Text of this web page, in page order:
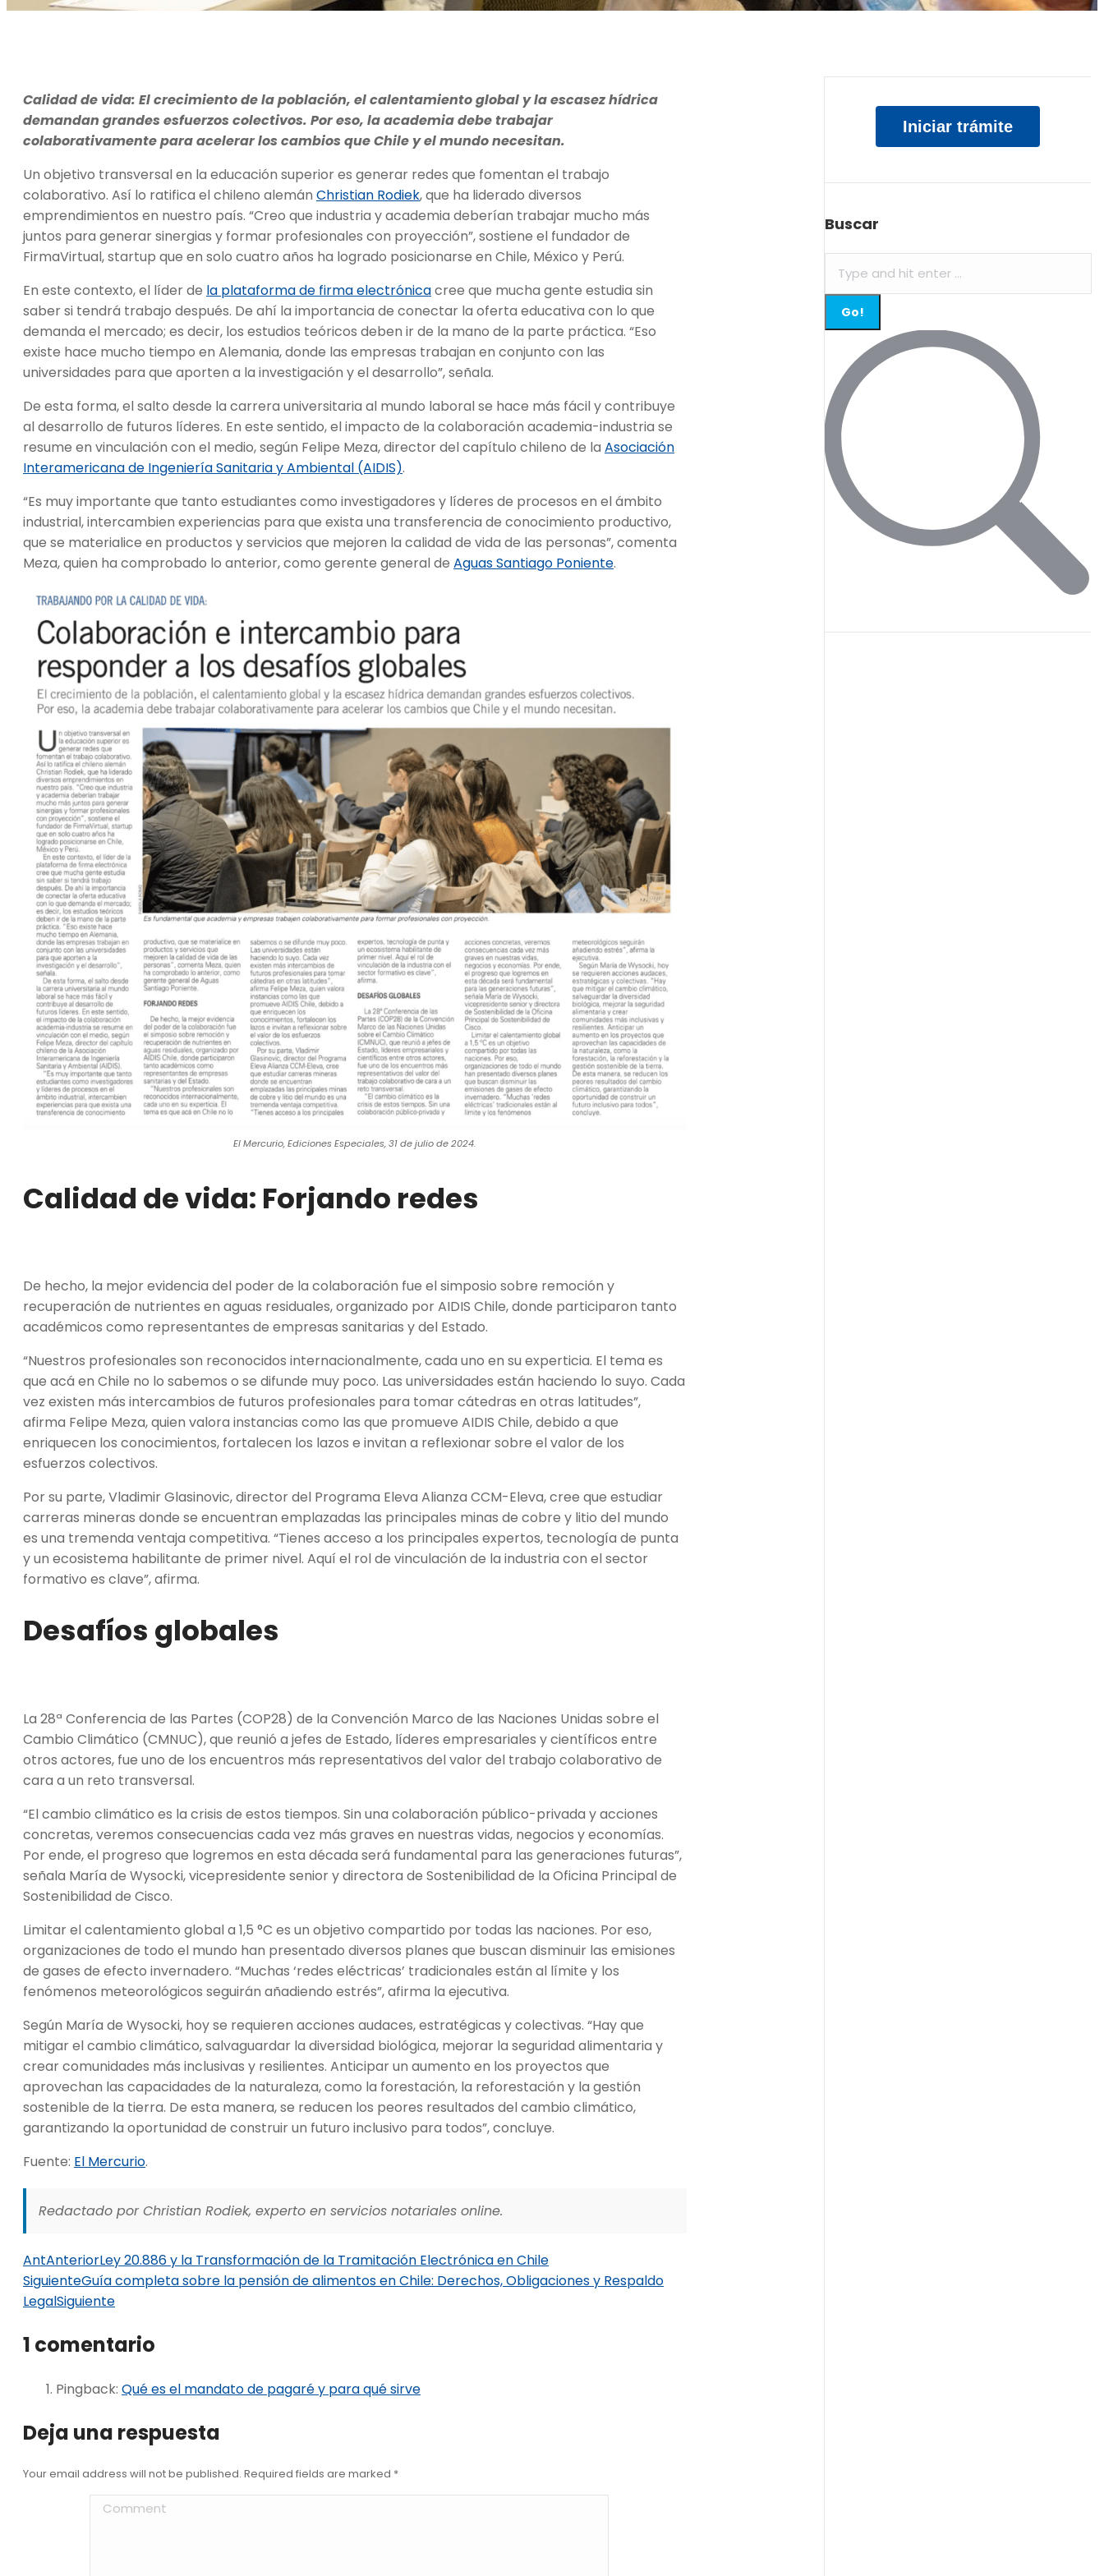
Calidad de vida: El crecimiento de la población, el calentamiento global y la escasez hídrica
demandan grandes esfuerzos colectivos. Por eso, la academia debe trabajar
colaborativamente para acelerar los cambios que Chile y el mundo necesitan.
Un objetivo transversal en la educación superior es generar redes que fomentan el trabajo
colaborativo. Así lo ratifica el chileno alemán Christian Rodiek, que ha liderado diversos
emprendimientos en nuestro país. “Creo que industria y academia deberían trabajar mucho más
juntos para generar sinergias y formar profesionales con proyección”, sostiene el fundador de
FirmaVirtual, startup que en solo cuatro años ha logrado posicionarse en Chile, México y Perú.
En este contexto, el líder de la plataforma de firma electrónicacree que mucha gente estudia sin
saber si tendrá trabajo después. De ahí la importancia de conectar la oferta educativa con lo que
demanda el mercado; es decir, los estudios teóricos deben ir de la mano de la parte práctica. “Eso
existe hace mucho tiempo en Alemania, donde las empresas trabajan en conjunto con las
universidades para que aporten a la investigación y el desarrollo”, señala.
De esta forma, el salto desde la carrera universitaria al mundo laboral se hace más fácil y contribuye
al desarrollo de futuros líderes. En este sentido, el impacto de la colaboración academia-industria se
resume en vinculación con el medio, según Felipe Meza, director del capítulo chileno de la Asociación
Interamericana de Ingeniería Sanitaria y Ambiental (AIDIS).
“Es muy importante que tanto estudiantes como investigadores y líderes de procesos en el ámbito
industrial, intercambien experiencias para que exista una transferencia de conocimiento productivo,
que se materialice en productos y servicios que mejoren la calidad de vida de las personas”, comenta
Meza, quien ha comprobado lo anterior, como gerente general de Aguas Santiago Poniente.
El Mercurio, Ediciones Especiales, 31 de julio de 2024.
Calidad de vida: Forjando redes
De hecho, la mejor evidencia del poder de la colaboración fue el simposio sobre remoción y
recuperación de nutrientes en aguas residuales, organizado por AIDIS Chile, donde participaron tanto
académicos como representantes de empresas sanitarias y del Estado.
“Nuestros profesionales son reconocidos internacionalmente, cada uno en su experticia. El tema es
que acá en Chile no lo sabemos o se difunde muy poco. Las universidades están haciendo lo suyo. Cada
vez existen más intercambios de futuros profesionales para tomar cátedras en otras latitudes”,
afirma Felipe Meza, quien valora instancias como las que promueve AIDIS Chile, debido a que
enriquecen los conocimientos, fortalecen los lazos e invitan a reflexionar sobre el valor de los
esfuerzos colectivos.
Por su parte, Vladimir Glasinovic, director del Programa Eleva Alianza CCM-Eleva, cree que estudiar
carreras mineras donde se encuentran emplazadas las principales minas de cobre y litio del mundo
es una tremenda ventaja competitiva. “Tienes acceso a los principales expertos, tecnología de punta
y un ecosistema habilitante de primer nivel. Aquí el rol de vinculación de la industria con el sector
formativo es clave”, afirma.
Desafíos globales
La 28ª Conferencia de las Partes (COP28) de la Convención Marco de las Naciones Unidas sobre el
Cambio Climático (CMNUC), que reunió a jefes de Estado, líderes empresariales y científicos entre
otros actores, fue uno de los encuentros más representativos del valor del trabajo colaborativo de
cara a un reto transversal.
“El cambio climático es la crisis de estos tiempos. Sin una colaboración público-privada y acciones
concretas, veremos consecuencias cada vez más graves en nuestras vidas, negocios y economías.
Por ende, el progreso que logremos en esta década será fundamental para las generaciones futuras”,
señala María de Wysocki, vicepresidente senior y directora de Sostenibilidad de la Oficina Principal de
Sostenibilidad de Cisco.
Limitar el calentamiento global a 1,5 °C es un objetivo compartido por todas las naciones. Por eso,
organizaciones de todo el mundo han presentado diversos planes que buscan disminuir las emisiones
de gases de efecto invernadero. “Muchas ‘redes eléctricas’ tradicionales están al límite y los
fenómenos meteorológicos seguirán añadiendo estrés”, afirma la ejecutiva.
Según María de Wysocki, hoy se requieren acciones audaces, estratégicas y colectivas. “Hay que
mitigar el cambio climático, salvaguardar la diversidad biológica, mejorar la seguridad alimentaria y
crear comunidades más inclusivas y resilientes. Anticipar un aumento en los proyectos que
aprovechan las capacidades de la naturaleza, como la forestación, la reforestación y la gestión
sostenible de la tierra. De esta manera, se reducen los peores resultados del cambio climático,
garantizando la oportunidad de construir un futuro inclusivo para todos”, concluye.
Fuente: El Mercurio.
Redactado por Christian Rodiek, experto en servicios notariales online.
AntAnteriorLey 20.886 y la Transformación de la Tramitación Electrónica en Chile
SiguienteGuía completa sobre la pensión de alimentos en Chile: Derechos, Obligaciones y Respaldo
LegalSiguiente
1 comentario
Pingback: Qué es el mandato de pagaré y para qué sirve
Deja una respuesta
Your email address will not be published. Required fields are marked *
Iniciar trámite
Buscar